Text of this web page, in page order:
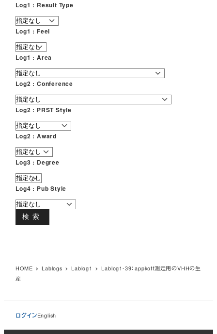
Log1 : Result Type
Log1 : Feel
Log1 : Area
Log2 : Conference
Log2 : PRST Style
Log2 : Award
Log3 : Degree
Log4 : Pub Style
検索
HOME Lablogs Lablog1
Lablog1-39：appkoff測定用のVHHの生
産
ログインEnglish